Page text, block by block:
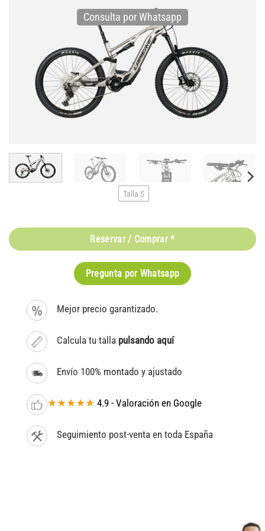
Consulta por Whatsapp
Talla S
Reservar / Comprar *
Pregunta por Whatsapp
Mejor precio garantizado.
Calcula tu talla pulsando aquí
Envío 100% montado y ajustado
★★★★★ 4.9 - Valoración en Google
Seguimiento post-venta en toda España